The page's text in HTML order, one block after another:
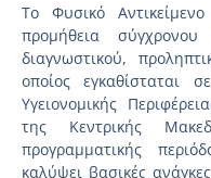
Το Φυσικό
προμήθεια σύγχρονου
διαγνωστικού,
οποίος εγκαθίσταται
Υγειονομικής
της Κεντρικής
προγραμματικής
καλύψει βασικές